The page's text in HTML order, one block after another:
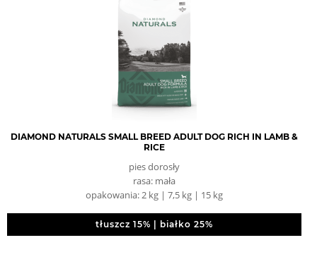
DIAMOND NATURALS SMALL BREED ADULT DOG RICH IN LAMB &
RICE
pies dorosły
rasa: mała
opakowania: 2 kg | 7,5 kg | 15 kg
tłuszcz 15% | białko 25%